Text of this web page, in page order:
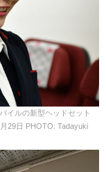
イルの新型ヘッドセット
29日 PHOTO: Tadayuki